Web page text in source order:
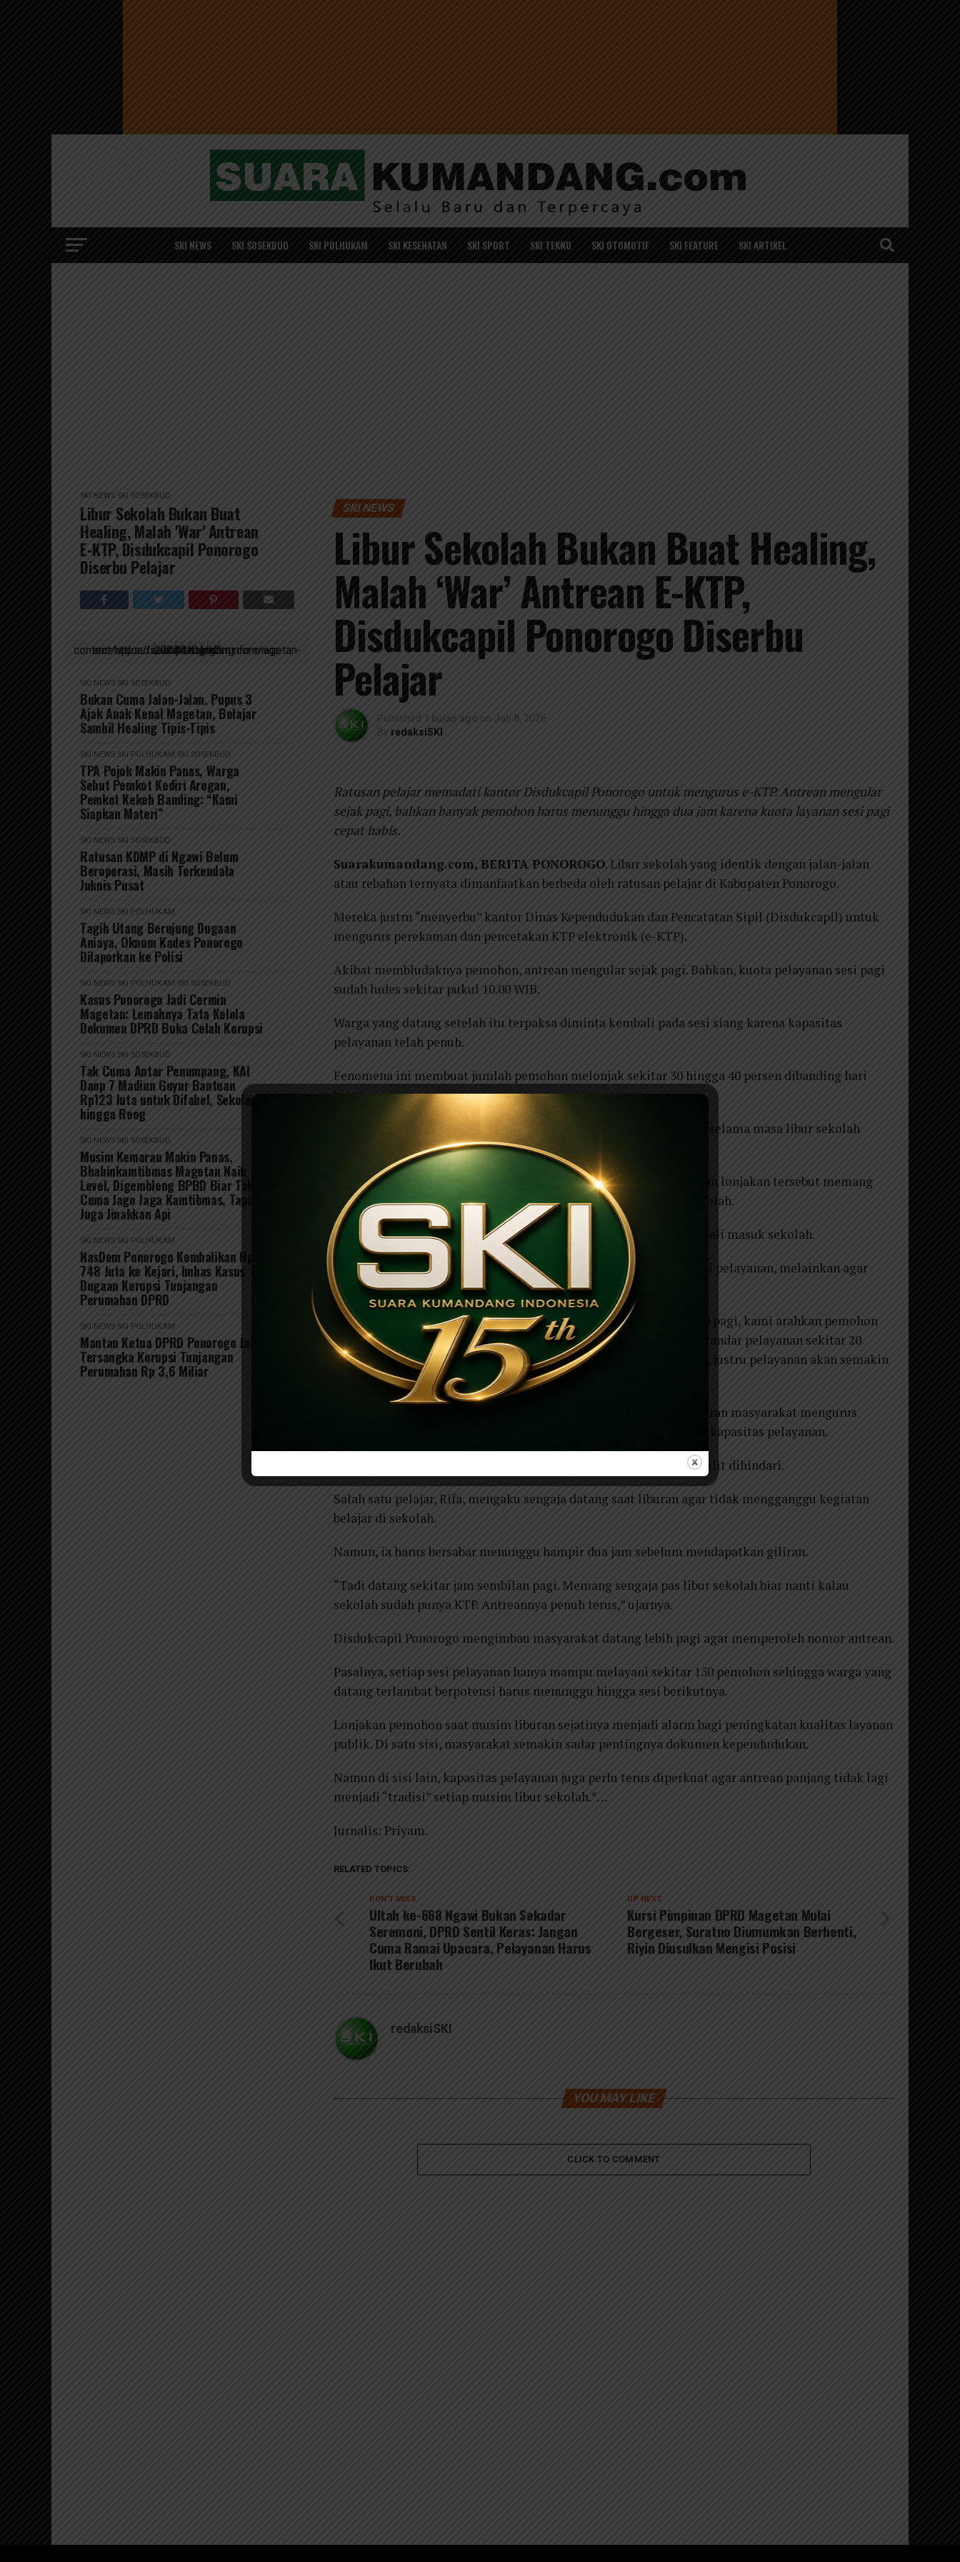
SKI NEWS SKI SOSEKBUD SKI POLHUKAM SKI KESEHATAN SKI SPORT SKI TEKNO SKI OTOMOTIF SKI FEATURE SKI ARTIKEL
SKI NEWS SKI SOSEKBUD
Libur Sekolah Bukan Buat
Healing, Malah 'War' Antrean
E-KTP, Disdukcapil Ponorogo
Diserbu Pelajar
ADVERTISEMENT
script async src=https://suarakumandang.com/wp-content/uploads/2024/04/kominfo-magetan-2024OIO.jpg""
SKI NEWS SKI SOSEKBUD
Bukan Cuma Jalan-Jalan. Pupus 3
Ajak Anak Kenal Magetan, Belajar
Sambil Healing Tipis-Tipis
SKI NEWS SKI POLHUKAM SKI SOSEKBUD
TPA Pojok Makin Panas, Warga
Sebut Pemkot Kediri Arogan,
Pemkot Kekeh Banding: “Kami
Siapkan Materi”
SKI NEWS SKI SOSEKBUD
Ratusan KDMP di Ngawi Belum
Beroperasi, Masih Terkendala
Juknis Pusat
SKI NEWS SKI POLHUKAM
Tagih Utang Berujung Dugaan
Aniaya, Oknum Kades Ponorogo
Dilaporkan ke Polisi
SKI NEWS SKI POLHUKAM SKI SOSEKBUD
Kasus Ponorogo Jadi Cermin
Magetan: Lemahnya Tata Kelola
Dokumen DPRD Buka Celah Korupsi
SKI NEWS SKI SOSEKBUD
Tak Cuma Antar Penumpang, KAI
Daop 7 Madiun Guyur Bantuan
Rp123 Juta untuk Difabel, Sekolah
hingga Reog
SKI NEWS SKI SOSEKBUD
Musim Kemarau Makin Panas,
Bhabinkamtibmas Magetan Naik
Level, Digembleng BPBD Biar Tak
Cuma Jago Jaga Kamtibmas, Tapi
Juga Jinakkan Api
SKI NEWS SKI POLHUKAM
NasDem Ponorogo Kembalikan Rp
748 Juta ke Kejari, Imbas Kasus
Dugaan Korupsi Tunjangan
Perumahan DPRD
SKI NEWS SKI POLHUKAM
Mantan Ketua DPRD Ponorogo Jadi
Tersangka Korupsi Tunjangan
Perumahan Rp 3,6 Miliar
SKI NEWS
Libur Sekolah Bukan Buat Healing,
Malah ‘War’ Antrean E-KTP,
Disdukcapil Ponorogo Diserbu
Pelajar
Published 1 bulan ago on Juli 8, 2026
By redaksiSKI
Ratusan pelajar memadati kantor Disdukcapil Ponorogo untuk mengurus e-KTP. Antrean mengular
sejak pagi, bahkan banyak pemohon harus menunggu hingga dua jam karena kuota layanan sesi pagi
cepat habis.
Suarakumandang.com, BERITA PONOROGO. Libur sekolah yang identik dengan jalan-jalan
atau rebahan ternyata dimanfaatkan berbeda oleh ratusan pelajar di Kabupaten Ponorogo.
Mereka justru “menyerbu” kantor Dinas Kependudukan dan Pencatatan Sipil (Disdukcapil) untuk
mengurus perekaman dan pencetakan KTP elektronik (e-KTP).
Akibat membludaknya pemohon, antrean mengular sejak pagi. Bahkan, kuota pelayanan sesi pagi
sudah ludes sekitar pukul 10.00 WIB.
Warga yang datang setelah itu terpaksa diminta kembali pada sesi siang karena kapasitas
pelayanan telah penuh.
Fenomena ini membuat jumlah pemohon melonjak sekitar 30 hingga 40 persen dibanding hari
biasa.
Jika biasanya Disdukcapil melayani sekitar 300 pemohon per hari, selama masa libur sekolah
angkanya naik menjadi 400 hingga 450 orang.
Sekretaris Disdukcapil Ponorogo, Dhutarso Avyantoro, mengatakan lonjakan tersebut memang
menjadi pola yang hampir selalu terjadi setiap musim liburan sekolah.
Banyak pelajar sengaja memanfaatkan waktu luang sebelum kembali masuk sekolah.
Menurutnya, pembatasan kuota dilakukan bukan untuk membatasi pelayanan, melainkan agar
standar pelayanan tetap terjaga.
“Kalau antrean sudah mencapai sekitar 100 orang pada pukul 10.00 pagi, kami arahkan pemohon
berikutnya datang lagi pukul 13.00 WIB. Karena kami juga punya standar pelayanan sekitar 20
menit per pemohon dengan enam meja layanan. Kalau dipaksakan, justru pelayanan akan semakin
lama,” jelas Dhutarso.
Di sisi lain, kondisi ini menjadi gambaran bahwa tingginya kesadaran masyarakat mengurus
administrasi kependudukan belum sepenuhnya diimbangi dengan kapasitas pelayanan.
Saat momen tertentu seperti libur sekolah, antrean panjang pun sulit dihindari.
Salah satu pelajar, Rifa, mengaku sengaja datang saat liburan agar tidak mengganggu kegiatan
belajar di sekolah.
Namun, ia harus bersabar menunggu hampir dua jam sebelum mendapatkan giliran.
“Tadi datang sekitar jam sembilan pagi. Memang sengaja pas libur sekolah biar nanti kalau
sekolah sudah punya KTP. Antreannya penuh terus,” ujarnya.
Disdukcapil Ponorogo mengimbau masyarakat datang lebih pagi agar memperoleh nomor antrean.
Pasalnya, setiap sesi pelayanan hanya mampu melayani sekitar 150 pemohon sehingga warga yang
datang terlambat berpotensi harus menunggu hingga sesi berikutnya.
Lonjakan pemohon saat musim liburan sejatinya menjadi alarm bagi peningkatan kualitas layanan
publik. Di satu sisi, masyarakat semakin sadar pentingnya dokumen kependudukan.
Namun di sisi lain, kapasitas pelayanan juga perlu terus diperkuat agar antrean panjang tidak lagi
menjadi “tradisi” setiap musim libur sekolah.*…
Jurnalis: Priyam.
RELATED TOPICS:
UP NEXT
Kursi Pimpinan DPRD Magetan Mulai
Bergeser, Suratno Diumumkan Berhenti,
Riyin Diusulkan Mengisi Posisi
DON'T MISS
Ultah ke-668 Ngawi Bukan Sekadar
Seremoni, DPRD Sentil Keras: Jangan
Cuma Ramai Upacara, Pelayanan Harus
Ikut Berubah
redaksiSKI
YOU MAY LIKE
CLICK TO COMMENT